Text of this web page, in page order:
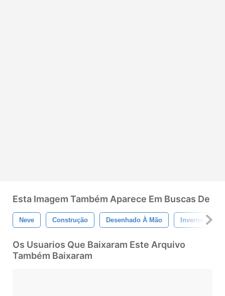
Esta Imagem Também Aparece Em Buscas De
Neve Construção Desenhado À Mão Inverno
Os Usuarios Que Baixaram Este Arquivo
Também Baixaram